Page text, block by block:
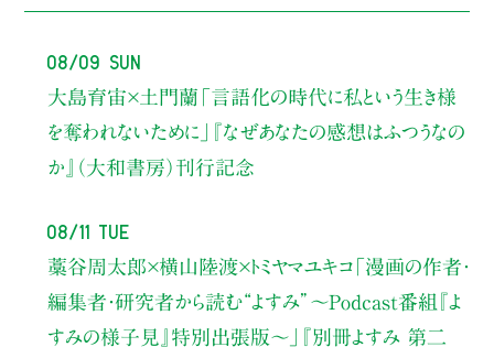
08/09 Sun
大島育宙×土門蘭 「言語化の時代に私という生き様
を奪われないために」
『なぜあなたの感想はふつうなの
か』（大和書房）刊行記念
08/11 Tue
藁谷周太郎×横山陸渡×トミヤマユキコ「漫画の作者・
編集者・研究者から読む“よすみ” 〜Podcast番組『よ
すみの様子見』特別出張版〜」
『別冊よすみ 第二